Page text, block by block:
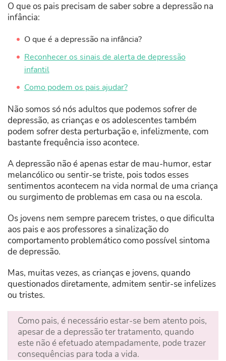
O que os pais precisam de saber sobre a depressão na
infância:
O que é a depressão na infância?
Reconhecer os sinais de alerta de depressão
infantil
Como podem os pais ajudar?
Não somos só nós adultos que podemos sofrer de
depressão, as crianças e os adolescentes também
podem sofrer desta perturbação e, infelizmente, com
bastante frequência isso acontece.
A depressão não é apenas estar de mau-humor, estar
melancólico ou sentir-se triste, pois todos esses
sentimentos acontecem na vida normal de uma criança
ou surgimento de problemas em casa ou na escola.
Os jovens nem sempre parecem tristes, o que dificulta
aos pais e aos professores a sinalização do
comportamento problemático como possível sintoma
de depressão.
Mas, muitas vezes, as crianças e jovens, quando
questionados diretamente, admitem sentir-se infelizes
ou tristes.
Como pais, é necessário estar-se bem atento pois,
apesar de a depressão ter tratamento, quando
este não é efetuado atempadamente, pode trazer
consequências para toda a vida.